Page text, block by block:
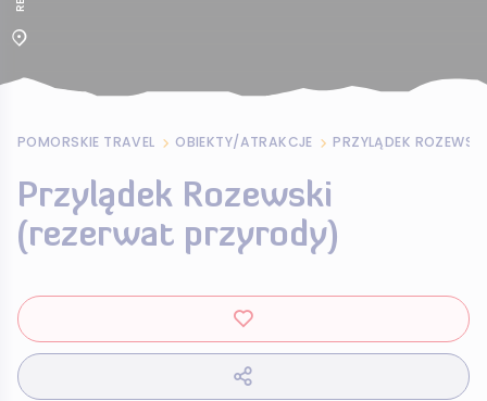
POMORSKIE TRAVEL OBIEKTY/ATRAKCJE PRZYLĄDEK
Przylądek Rozewski
(rezerwat przyrody)